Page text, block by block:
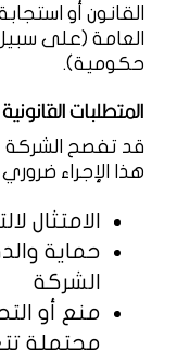
القانون أو
العامة (على
حكومية).
المتطلبات
قد تفصح الشركة
هذا الإجراء
الامتثال
حماية
الشركة
منع أو
محتملة